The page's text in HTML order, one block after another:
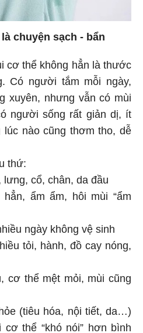
chuyện sạch - bẩn
cơ thể không hẳn là thước
Có người tắm mỗi ngày,
xuyên, nhưng vẫn có mùi
người sống rất giản dị, ít
lúc nào cũng thơm tho, dễ
thứ:
cổ, chân, da đầu
ẩm ẩm, hôi mùi “ẩm
ngày không vệ sinh
tỏi, hành, đồ cay nóng,
cơ thể mệt mỏi, mùi cũng
(tiêu hóa, nội tiết, da…)
thể “khó nói” hơn bình